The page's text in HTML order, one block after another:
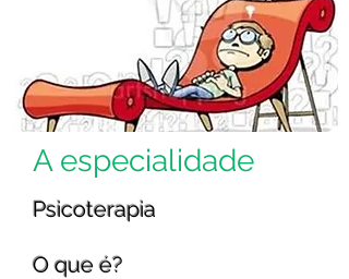
A especialidade
Psicoterapia
O que é?